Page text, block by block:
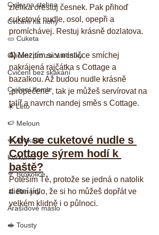
Cviky na stehna
Cvičení na nohy
🥒 Cuketa
Cvičení pro začátečníky
Cvičení bez skákání
Cvičení doma
☀️ Léto
🍉 Meloun
🥑 Avokádo
Kurkuma
🥦 Brokolice
🍌 Banány
Arašídové máslo
🥪 Tousty
zlehka orestuj česnek. Pak přihoď
cuketové nudle, osol, opepři a
promíchávej. Restuj krásně dozlatova.
4) Mezitím si v mističce smíchej
nakrájená rajčátka s Cottage a
bazalkou. Až budou nudle krásně
„propečené“, tak je můžeš servírovat na
talíř a navrch nandej směs s Cottage.
Kdy se cuketové nudle s
Cottage sýrem hodí k
baště?
Potěším Tě, protože se jedná o natolik
dietní jídlo, že si ho můžeš dopřát ve
velkém klidně i o půlnoci.